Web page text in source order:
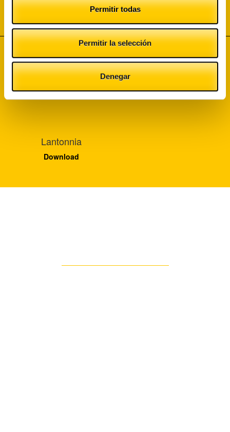
Permitir todas
Permitir la selección
Denegar
DOWNLOAD
Descargar caso de éxito
Lantonnia
Download